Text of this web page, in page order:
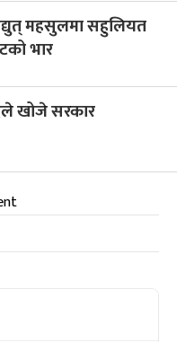
महसुलमा सहुलियत
भार
खोजे सरकार